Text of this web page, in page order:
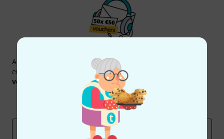
Abonați-vă la buletinul informativ Thomann în limba
engleză și, cu puțin noroc, puteți câștiga unul dintre
voucherele
în valoare de50 €fiecare!
Contribuții inspiraționale
Perspectivele Thomann